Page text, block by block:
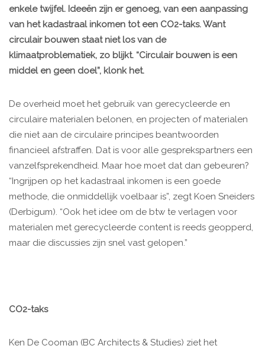
enkele twijfel. Ideeën zijn er genoeg, van een aanpassing
van het kadastraal inkomen tot een CO2-taks. Want
circulair bouwen staat niet los van de
klimaatproblematiek, zo blijkt. “Circulair bouwen is een
middel en geen doel”, klonk het.
De overheid moet het gebruik van gerecycleerde en
circulaire materialen belonen, en projecten of materialen
die niet aan de circulaire principes beantwoorden
financieel afstraffen. Dat is voor alle gesprekspartners een
vanzelfsprekendheid. Maar hoe moet dat dan gebeuren?
“Ingrijpen op het kadastraal inkomen is een goede
methode, die onmiddellijk voelbaar is”, zegt Koen Sneiders
(Derbigum). “Ook het idee om de btw te verlagen voor
materialen met gerecycleerde content is reeds geopperd,
maar die discussies zijn snel vast gelopen.”
CO2-taks
Ken De Cooman (BC Architects & Studies) ziet het